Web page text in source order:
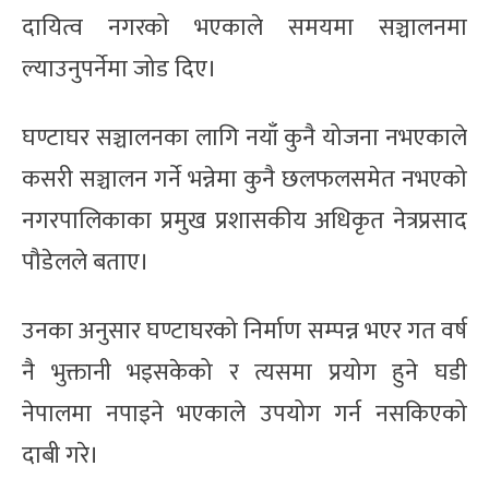
दायित्व नगरको भएकाले समयमा सञ्चालनमा
ल्याउनुपर्नेमा जोड दिए।
घण्टाघर सञ्चालनका लागि नयाँ कुनै योजना नभएकाले
कसरी सञ्चालन गर्ने भन्नेमा कुनै छलफलसमेत नभएको
नगरपालिकाका प्रमुख प्रशासकीय अधिकृत नेत्रप्रसाद
पौडेलले बताए।
उनका अनुसार घण्टाघरको निर्माण सम्पन्न भएर गत वर्ष
नै भुक्तानी भइसकेको र त्यसमा प्रयोग हुने घडी
नेपालमा नपाइने भएकाले उपयोग गर्न नसकिएको
दाबी गरे।